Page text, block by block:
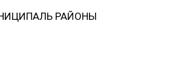
РАЙОНЫ